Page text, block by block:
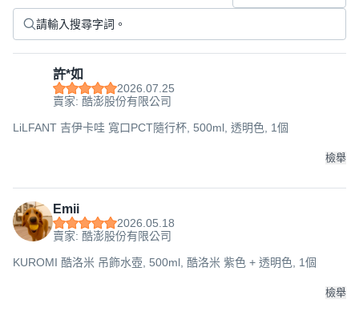
許*如
2026.07.25
賣家: 酷澎股份有限公司
LiLFANT 吉伊卡哇 寬口PCT隨行杯, 500ml, 透明色, 1個
檢舉
Emii
2026.05.18
賣家: 酷澎股份有限公司
KUROMI 酷洛米 吊飾水壺, 500ml, 酷洛米 紫色 + 透明色, 1個
檢舉